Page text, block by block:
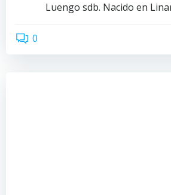
Luengo sdb. Nacido en
0